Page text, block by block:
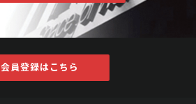
会員登録はこちら